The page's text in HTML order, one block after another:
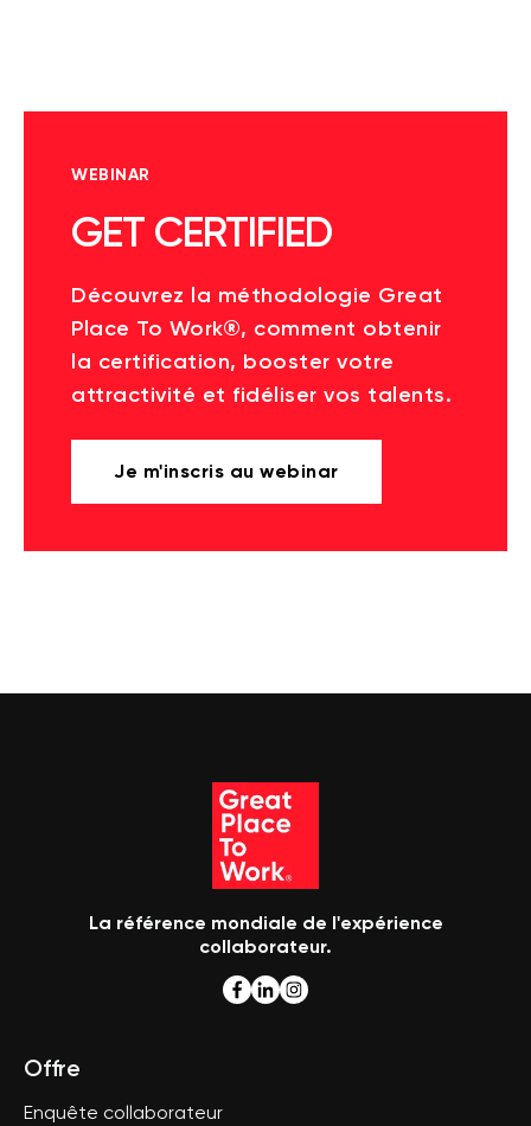
WEBINAR
GET CERTIFIED
Découvrez la méthodologie Great
Place To Work®, comment obtenir
la certification, booster votre
attractivité et fidéliser vos talents.
Je m'inscris au webinar
La référence mondiale de l'expérience
collaborateur.
Offre
Enquête collaborateur